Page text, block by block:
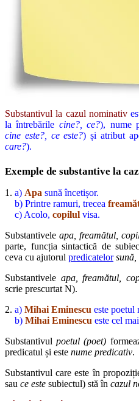
Substantivul la cazul nominativ
la întrebările cine?, ce?), nume
cine este?, ce este?) și atribut
care?).
Exemple de substantive la
1. a) Apa sună încetișor.
b) Printre ramuri, trecea
c) Acolo, copilul visa.
Substantiveleapa, freamătul,
parte, funcția sintactică de
ceva cu ajutorul predicatelor sună,
Substantivele apa, freamătul,
scrie prescurtat N).
2. a) Mihai Eminescu este poetul
b) Mihai Eminescu este cel
Substantivulpoetul (poet)
predicatul și este nume predicativ.
Substantivul care este în
sau ce este subiectul) stă în cazul